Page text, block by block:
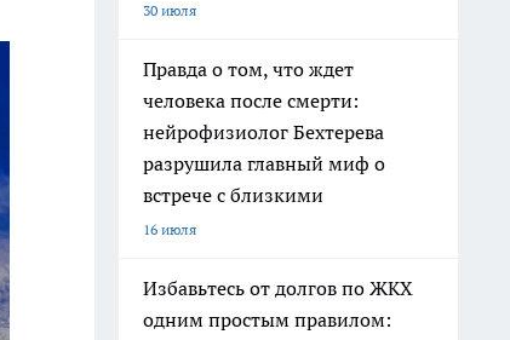
30 июля
Правда о том, что ждет
человека после смерти:
нейрофизиолог Бехтерева
разрушила главный миф о
встрече с близкими
16 июля
Избавьтесь от долгов по ЖКХ
одним простым правилом: